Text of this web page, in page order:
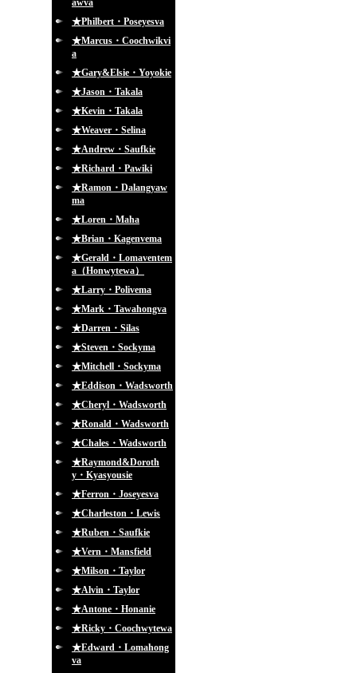
awva
★Philbert・Poseyesva
★Marcus・Coochwikvi
a
★Gary&Elsie・Yoyokie
★Jason・Takala
★Kevin・Takala
★Weaver・Selina
★Andrew・Saufkie
★Richard・Pawiki
★Ramon・Dalangyaw
ma
★Loren・Maha
★Brian・Kagenvema
★Gerald・Lomaventem
a（Honwytewa）
★Larry・Polivema
★Mark・Tawahongva
★Darren・Silas
★Steven・Sockyma
★Mitchell・Sockyma
★Eddison・Wadsworth
★Cheryl・Wadsworth
★Ronald・Wadsworth
★Chales・Wadsworth
★Raymond&Doroth
y・Kyasyousie
★Ferron・Joseyesva
★Charleston・Lewis
★Ruben・Saufkie
★Vern・Mansfield
★Milson・Taylor
★Alvin・Taylor
★Antone・Honanie
★Ricky・Coochwytewa
★Edward・Lomahong
va